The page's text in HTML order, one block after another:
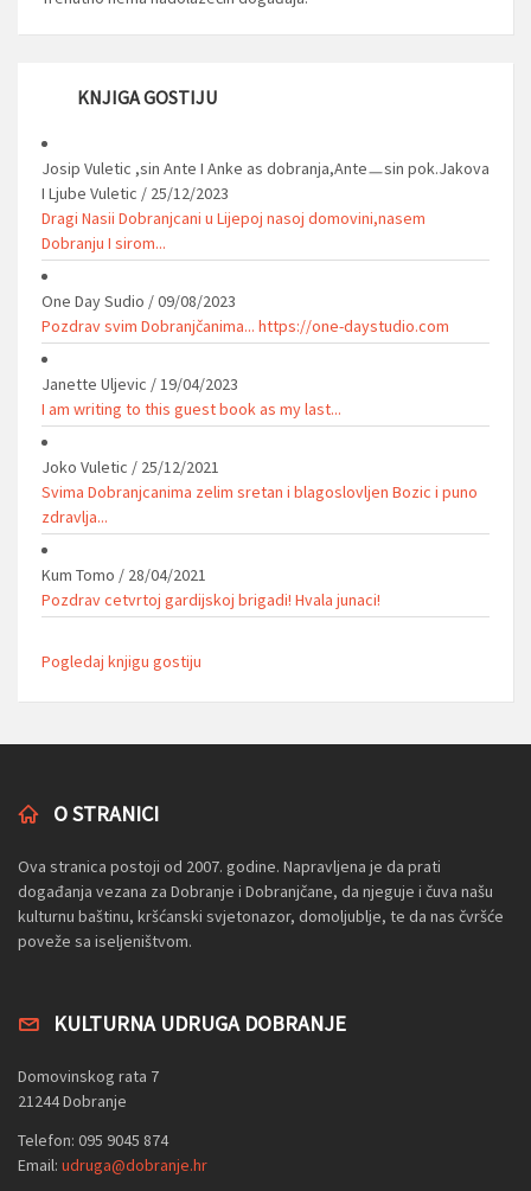
KNJIGA GOSTIJU
Josip Vuletic ,sin Ante I Anke as dobranja,Anteㅡsin pok.Jakova
I Ljube Vuletic / 25/12/2023
Dragi Nasii Dobranjcani u Lijepoj nasoj domovini,nasem
Dobranju I sirom...
One Day Sudio /09/08/2023
Pozdrav svim Dobranjčanima... https://one-daystudio.com
Janette Uljevic / 19/04/2023
I am writing to this guest book as my last...
Joko Vuletic / 25/12/2021
Svima Dobranjcanima zelim sretan i blagoslovljen Bozic i puno
zdravlja...
Kum Tomo / 28/04/2021
Pozdrav cetvrtoj gardijskoj brigadi! Hvala junaci!
Pogledaj knjigu gostiju
O STRANICI
Ova stranica postoji od 2007. godine. Napravljena je da prati
događanja vezana za Dobranje i Dobranjčane, da njeguje i čuva našu
kulturnu baštinu, kršćanski svjetonazor, domoljublje, te da nas čvršće
poveže sa iseljeništvom.
KULTURNA UDRUGA DOBRANJE
Domovinskog rata 7
21244 Dobranje
Telefon: 095 9045 874
Email: udruga@dobranje.hr